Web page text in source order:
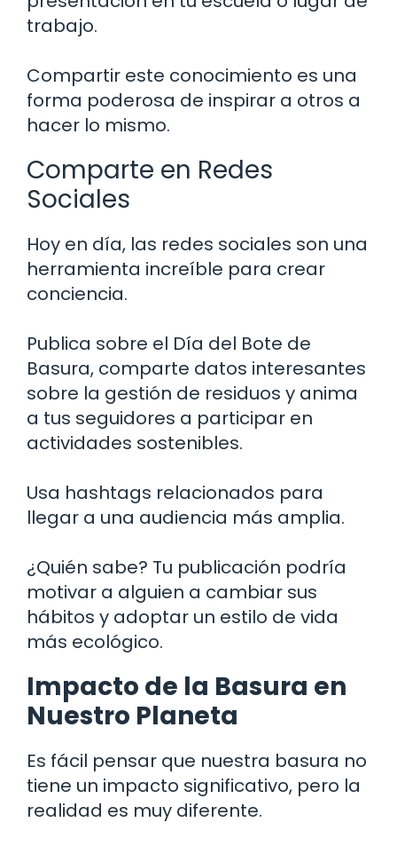
trabajo.
Compartir este conocimiento es una
forma poderosa de inspirar a otros a
hacer lo mismo.
Comparte en Redes
Sociales
Hoy en día, las redes sociales son una
herramienta increíble para crear
conciencia.
Publica sobre el Día del Bote de
Basura, comparte datos interesantes
sobre la gestión de residuos y anima
a tus seguidores a participar en
actividades sostenibles.
Usa hashtags relacionados para
llegar a una audiencia más amplia.
¿Quién sabe? Tu publicación podría
motivar a alguien a cambiar sus
hábitos y adoptar un estilo de vida
más ecológico.
Impacto de la Basura en
Nuestro Planeta
Es fácil pensar que nuestra basura no
tiene un impacto significativo, pero la
realidad es muy diferente.